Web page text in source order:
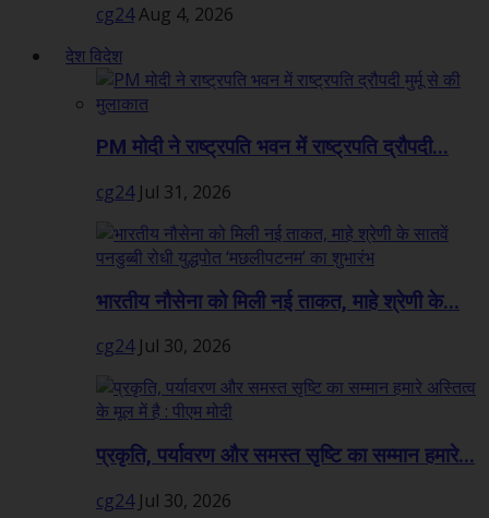
cg24Aug 4, 2026
देश विदेश
PM मोदी ने राष्ट्रपति भवन में राष्ट्रपति द्रौपदी...
cg24 Jul 31, 2026
भारतीय नौसेना को मिली नई ताकत, माहे श्रेणी के...
cg24 Jul 30, 2026
प्रकृति, पर्यावरण और समस्त सृष्टि का सम्मान हमारे...
cg24 Jul 30, 2026